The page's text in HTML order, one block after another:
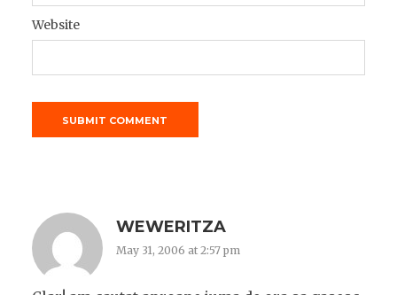
Website
WEWERITZA
May 31, 2006 at 2:57 pm